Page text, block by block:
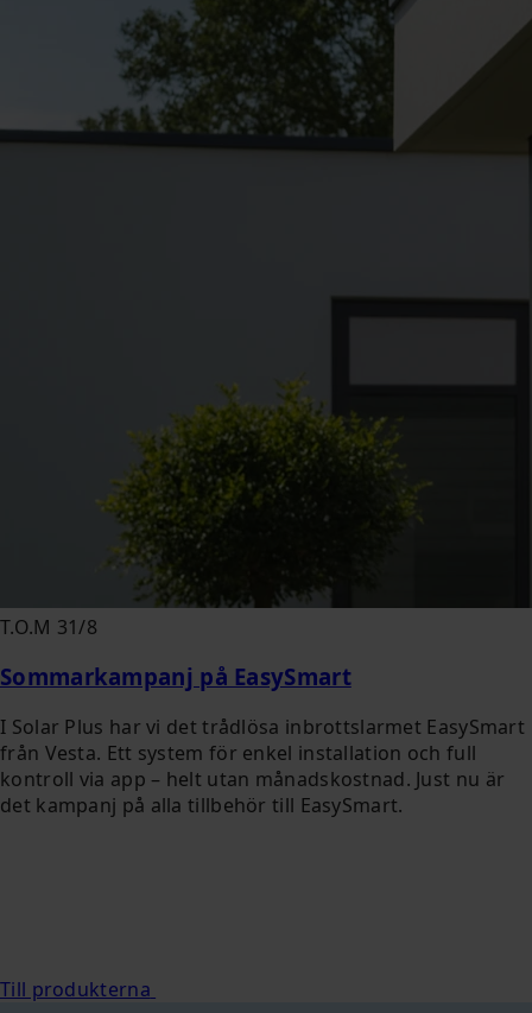
T.O.M 31/8
Sommarkampanj på EasySmart
I Solar Plus har vi det trådlösa inbrottslarmet EasySmart
från Vesta. Ett system för enkel installation och full
kontroll via app – helt utan månadskostnad. Just nu är
det kampanj på alla tillbehör till EasySmart.
Till produkterna